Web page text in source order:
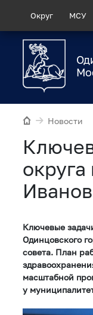
Округ МСУ
Новости
Иванов
Ключевые
Одинцовского
совета. План
масштабной
у